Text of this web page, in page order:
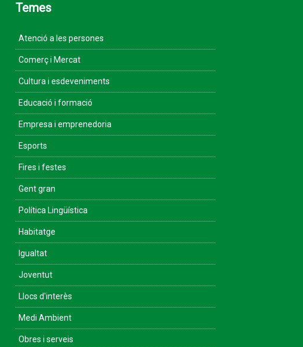
Temes
Atenció a les persones
Comerç i Mercat
Cultura i esdeveniments
Educació i formació
Empresa i emprenedoria
Esports
Fires i festes
Gent gran
Política Lingüística
Habitatge
Igualtat
Joventut
Llocs d'interès
Medi Ambient
Obres i serveis